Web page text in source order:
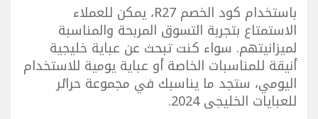
باستخدام كود الخصم R27، يمكن للعملاء
الاستمتاع بتجربة التسوق المربحة والمناسبة
لميزانيتهم. سواء كنت تبحث عن عباية خليجية
أنيقة للمناسبات الخاصة أو عباية يومية للاستخدام
اليومي، ستجد ما يناسبك في مجموعة حرائر
للعبايات الخليجى 2024.